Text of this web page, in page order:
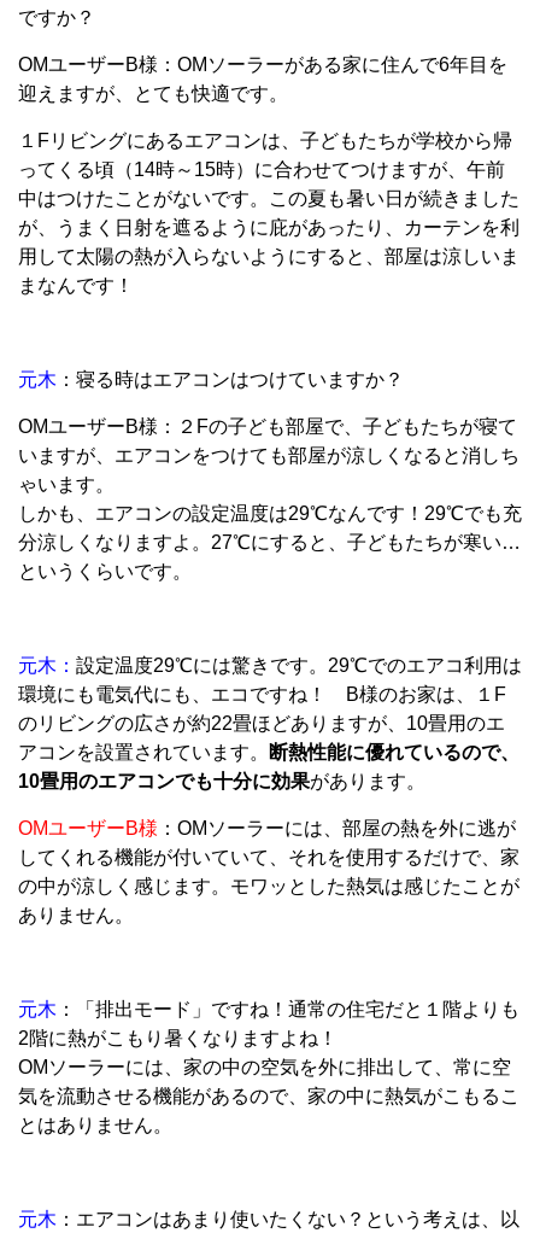
ですか？
OMユーザーB様：OMソーラーがある家に住んで6年目を
迎えますが、とても快適です。
１Fリビングにあるエアコンは、子どもたちが学校から帰
ってくる頃（14時～15時）に合わせてつけますが、午前
中はつけたことがないです。この夏も暑い日が続きました
が、うまく日射を遮るように庇があったり、カーテンを利
用して太陽の熱が入らないようにすると、部屋は涼しいま
まなんです！
元木 ：寝る時はエアコンはつけていますか？
OMユーザーB様：２Fの子ども部屋で、子どもたちが寝て
いますが、エアコンをつけても部屋が涼しくなると消しち
ゃいます。
しかも、エアコンの設定温度は29℃なんです！29℃でも充
分涼しくなりますよ。27℃にすると、子どもたちが寒い…
というくらいです。
元木： 設定温度29℃には驚きです。29℃でのエアコ利用は
環境にも電気代にも、エコですね！ B様のお家は、１F
のリビングの広さが約22畳ほどありますが、10畳用のエ
アコンを設置されています。
断熱性能に優れているので、
10畳用のエアコンでも十分に効果があります。
OMユーザーB様 ：OMソーラーには、部屋の熱を外に逃が
してくれる機能が付いていて、それを使用するだけで、家
の中が涼しく感じます。モワッとした熱気は感じたことが
ありません。
元木 ：「排出モード」ですね！通常の住宅だと１階よりも
2階に熱がこもり暑くなりますよね！
OMソーラーには、家の中の空気を外に排出して、常に空
気を流動させる機能があるので、家の中に熱気がこもるこ
とはありません。
元木 ：エアコンはあまり使いたくない？という考えは、以